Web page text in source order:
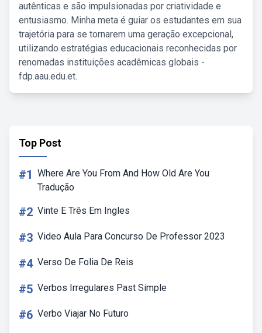
autênticas e são impulsionadas por criatividade e
entusiasmo. Minha meta é guiar os estudantes em sua
trajetória para se tornarem uma geração excepcional,
utilizando estratégias educacionais reconhecidas por
renomadas instituições acadêmicas globais -
fdp.aau.edu.et.
Top Post
#1 Where Are You From And How Old Are You
Tradução
#2 Vinte E Três Em Ingles
#3 Video Aula Para Concurso De Professor 2023
#4 Verso De Folia De Reis
#5 Verbos Irregulares Past Simple
#6 Verbo Viajar No Futuro